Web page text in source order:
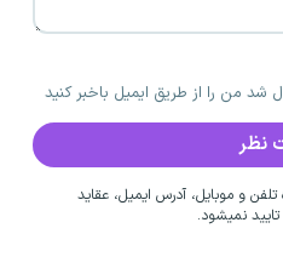
شد من را از طریق ایمیل باخبر کنید
و موبایل، آدرس ایمیل، عقاید
نمیشود.